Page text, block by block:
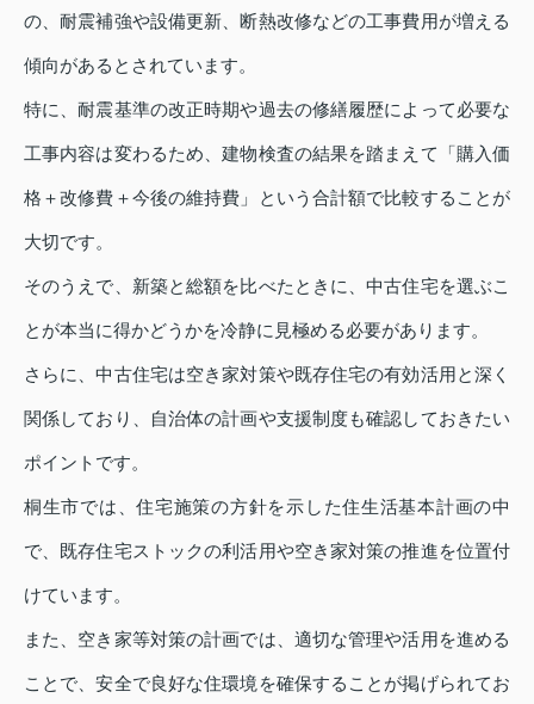
の、耐震補強や設備更新、断熱改修などの工事費用が増える
傾向があるとされています。
特に、耐震基準の改正時期や過去の修繕履歴によって必要な
工事内容は変わるため、建物検査の結果を踏まえて「購入価
格＋改修費＋今後の維持費」という合計額で比較することが
大切です。
そのうえで、新築と総額を比べたときに、中古住宅を選ぶこ
とが本当に得かどうかを冷静に見極める必要があります。
さらに、中古住宅は空き家対策や既存住宅の有効活用と深く
関係しており、自治体の計画や支援制度も確認しておきたい
ポイントです。
桐生市では、住宅施策の方針を示した住生活基本計画の中
で、既存住宅ストックの利活用や空き家対策の推進を位置付
けています。
また、空き家等対策の計画では、適切な管理や活用を進める
ことで、安全で良好な住環境を確保することが掲げられてお